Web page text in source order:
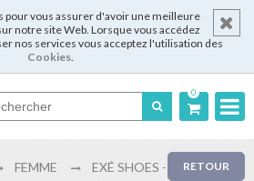
pour vous assurer d'avoir une meilleure
notre site Web. Lorsque vous accédez
nos services vous acceptez l'utilisation des
Cookies.
0
RETOUR
FEMME
EXÉ SHOES -